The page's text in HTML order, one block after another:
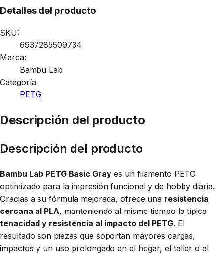
Detalles del producto
SKU:
6937285509734
Marca:
Bambu Lab
Categoría:
PETG
Descripción del producto
Descripción del producto
Bambu Lab PETG Basic Gray es un filamento PETG
optimizado para la impresión funcional y de hobby diaria.
Gracias a su fórmula mejorada, ofrece una resistencia
cercana al PLA, manteniendo al mismo tiempo la típica
tenacidad y resistencia al impacto del PETG. El
resultado son piezas que soportan mayores cargas,
impactos y un uso prolongado en el hogar, el taller o al